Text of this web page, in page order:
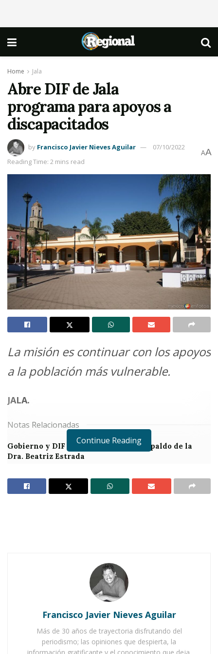
Home Jala
Abre DIF de Jala
programa para apoyos a
discapacitados
by Francisco Javier Nieves Aguilar
07/10/2022
Reading Time: 2 mins read
AA
La misión es continuar con los apoyos
a la población más vulnerable.
JALA.
Notas Relacionadas
Gobierno y DIF de Jala agradecen respaldo de la
Dra. Beatriz Estrada
DIF municipal; por eso, la titular de la referida
institución, Anelice Burgara Vázquez, acaba de
poner en marcha un programa tendiente a
favorecer directamente a personas que
padecen de alguna discapacidad, así como a
adultos mayores.
Continue Reading
Francisco Javier Nieves Aguilar
Más de 30 años de trayectoria disfrutando del
periodismo; las opiniones que despierta, la